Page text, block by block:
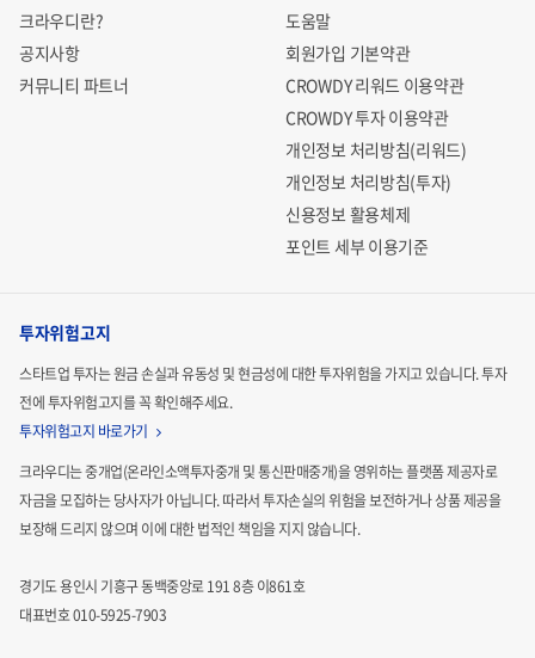
크라우디란?
공지사항
커뮤니티 파트너
도움말
회원가입 기본약관
CROWDY 리워드 이용약관
CROWDY 투자 이용약관
개인정보 처리방침(리워드)
개인정보 처리방침(투자)
신용정보 활용체제
포인트 세부 이용기준
투자위험고지
스타트업 투자는 원금 손실과 유동성 및 현금성에 대한 투자위험을 가지고 있습니다.투자
전에 투자위험고지를 꼭 확인해주세요.
투자위험고지 바로가기
크라우디는 중개업(온라인소액투자중개 및 통신판매중개)을 영위하는 플랫폼 제공자로
자금을 모집하는당사자가 아닙니다. 따라서 투자손실의 위험을 보전하거나 상품 제공을
보장해 드리지 않으며 이에 대한 법적인 책임을 지지 않습니다.
경기도 용인시 기흥구 동백중앙로 191 8층 이861호
대표번호 010-5925-7903